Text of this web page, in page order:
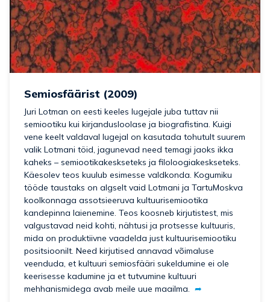
Semiosfäärist (2009)
Juri Lotman on eesti keeles lugejale juba tuttav nii
semiootiku kui kirjandusloolase ja biografistina. Kuigi
vene keelt valdaval lugejal on kasutada tohutult suurem
valik Lotmani töid, jagunevad need temagi jaoks ikka
kaheks – semiootikakeskseteks ja filoloogiakeskseteks.
Käesolev teos kuulub esimesse valdkonda. Kogumiku
tööde taustaks on algselt vaid Lotmani ja TartuMoskva
koolkonnaga assotsieeruva kultuurisemiootika
kandepinna laienemine. Teos koosneb kirjutistest, mis
valgustavad neid kohti, nähtusi ja protsesse kultuuris,
mida on produktiivne vaadelda just kultuurisemiootiku
positsioonilt. Need kirjutised annavad võimaluse
veenduda, et kultuuri semiosfääri sukeldumine ei ole
keerisesse kadumine ja et tutvumine kultuuri
mehhanismidega avab meile uue maailma. ➦